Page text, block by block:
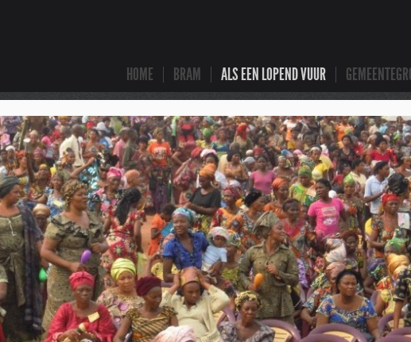
HOME BRAM ALS EEN LOPEND VUUR